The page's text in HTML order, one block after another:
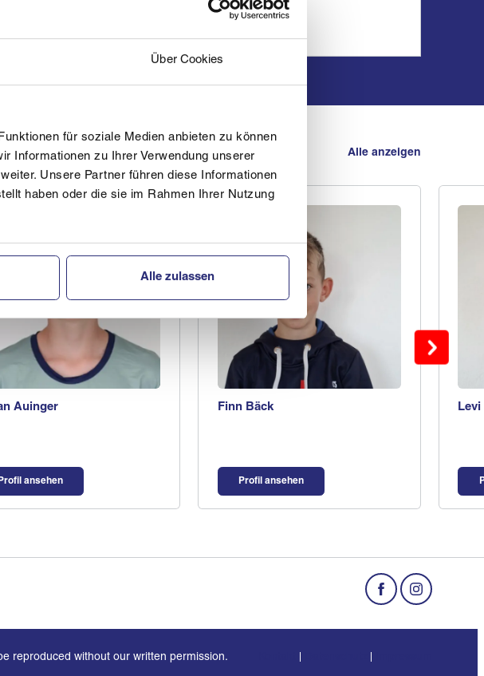
Über Cookies
für soziale Medien anbieten zu können
Informationen zu Ihrer Verwendung unserer
Unsere Partner führen diese Informationen
haben oder die sie im Rahmen Ihrer Nutzung
Alle zulassen
Alle anzeigen
Auinger
Profil ansehen
Finn Bäck
Profil ansehen
reproduced without our written permission.